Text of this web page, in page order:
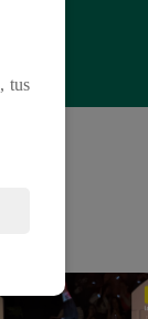
, tus